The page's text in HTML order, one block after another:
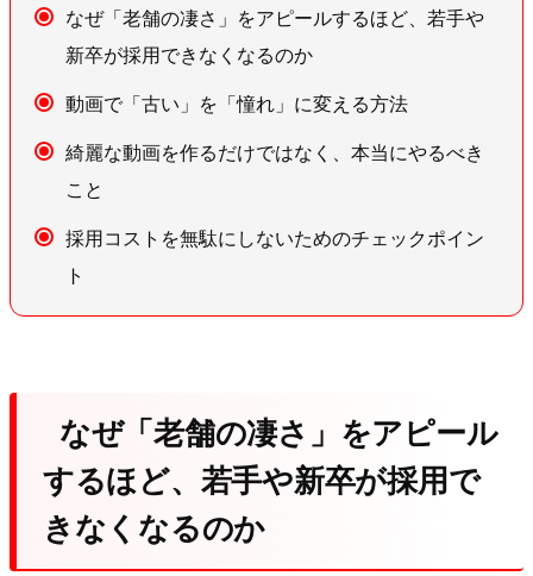
なぜ「老舗の凄さ」をアピールするほど、若手や
新卒が採用できなくなるのか
動画で「古い」を「憧れ」に変える方法
綺麗な動画を作るだけではなく、本当にやるべき
こと
採用コストを無駄にしないためのチェックポイン
ト
なぜ「老舗の凄さ」をアピール
するほど、若手や新卒が採用で
きなくなるのか